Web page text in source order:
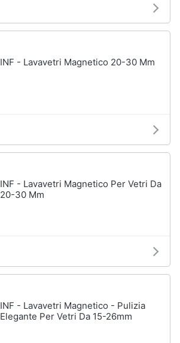
INF - Lavavetri Magnetico 20-30 Mm
INF - Lavavetri Magnetico Per Vetri Da
20-30 Mm
INF - Lavavetri Magnetico - Pulizia
Elegante Per Vetri Da 15-26mm